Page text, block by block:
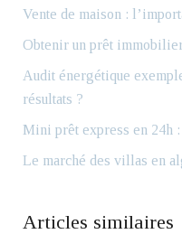
Vente de maison :
Obtenir un prêt
Audit énergétique
résultats ?
Mini prêt express en 24h
Le marché des villas en
Articles similaires